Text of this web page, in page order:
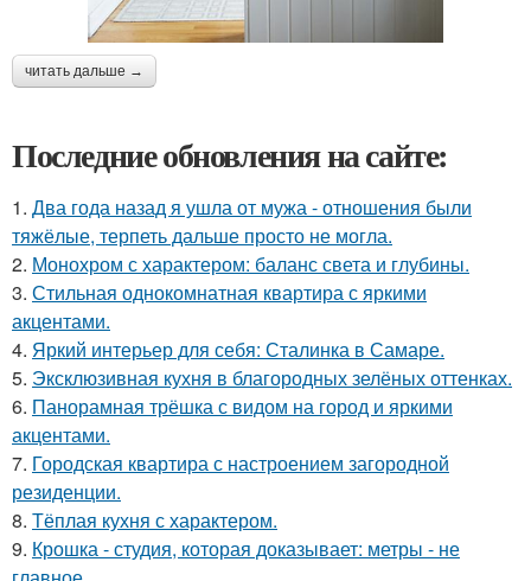
читать дальше →
Последние обновления на сайте:
1. Два года назад я ушла от мужа - отношения были
тяжёлые, терпеть дальше просто не могла.
2. Монохром с характером: баланс света и глубины.
3. Стильная однокомнатная квартира с яркими
акцентами.
4. Яркий интерьер для себя: Сталинка в Самаре.
5. Эксклюзивная кухня в благородных зелёных оттенках.
6. Панорамная трёшка с видом на город и яркими
акцентами.
7. Городская квартира с настроением загородной
резиденции.
8. Тёплая кухня с характером.
9. Крошка - студия, которая доказывает: метры - не